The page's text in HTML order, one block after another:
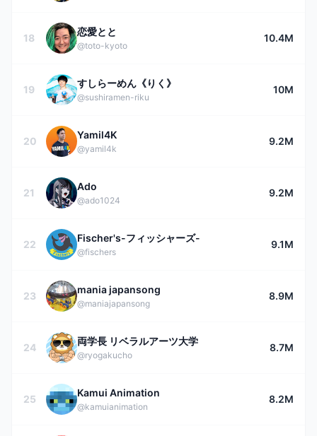
18
恋愛とと
@toto-kyoto
10.4M
19
すしらーめん《りく》
@sushiramen-riku
10M
20
Yamil4K
@yamil4k
9.2M
21
Ado
@ado1024
9.2M
22
Fischer's-フィッシャーズ-
@fischers
9.1M
23
mania japansong
@maniajapansong
8.9M
24
両学長 リベラルアーツ大学
@ryogakucho
8.7M
25
Kamui Animation
@kamuianimation
8.2M